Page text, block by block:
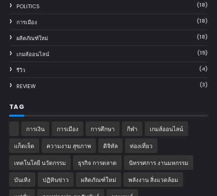
POLITICS (18)
การเมือง (18)
ผลิตภัณฑ์ใหม่ (18)
เกมส์ออนไลน์ (15)
รีวิว (4)
REVIEW (3)
TAG
การเงิน การเมือง การศึกษา กีฬา เกมส์ออนไลน์
แก็ตเจ็ต ความงาม สุขภาพ ดิจิทัล ท่องเที่ยว
เทคโนโลยี นวัตกรรม ธุรกิจ การตลาด นิทรรศการ งานมหกรรม
บันเทิง ปฏิทินข่าว ผลิตภัณฑ์ใหม่ พลังงาน สิ่งแวดล้อม